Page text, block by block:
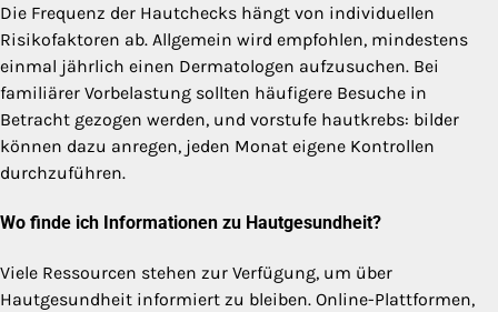
Die Frequenz der Hautchecks hängt von individuellen
Risikofaktoren ab. Allgemein wird empfohlen, mindestens
einmal jährlich einen Dermatologen aufzusuchen. Bei
familiärer Vorbelastung sollten häufigere Besuche in
Betracht gezogen werden, und vorstufe hautkrebs: bilder
können dazu anregen, jeden Monat eigene Kontrollen
durchzuführen.
Wo finde ich Informationen zu Hautgesundheit?
Viele Ressourcen stehen zur Verfügung, um über
Hautgesundheit informiert zu bleiben. Online-Plattformen,